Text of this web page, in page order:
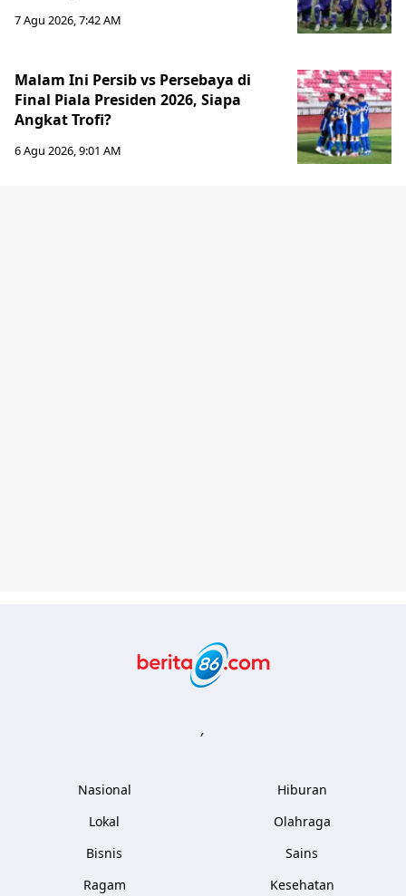
7 Agu 2026, 7:42 AM
Malam Ini Persib vs Persebaya di
Final Piala Presiden 2026, Siapa
Angkat Trofi?
6 Agu 2026, 9:01 AM
,
Nasional
Lokal
Bisnis
Ragam
Hiburan
Olahraga
Sains
Kesehatan